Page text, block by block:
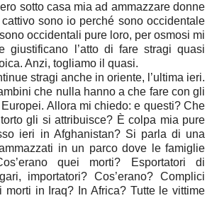
sotto casa mia ad ammazzare donne
sono io perché sono occidentale
occidentali pure loro, per osmosi mi
giustificano l’atto di fare stragi quasi
Anzi, togliamo il quasi.
stragi anche in oriente, l’ultima ieri.
che nulla hanno a che fare con gli
Allora mi chiedo: e questi? Che
gli si attribuisce? È colpa mia pure
ieri in Afghanistan? Si parla di una
in un parco dove le famiglie
quei morti? Esportatori di
importatori? Cos’erano? Complici
morti in Iraq? In Africa? Tutte le vittime